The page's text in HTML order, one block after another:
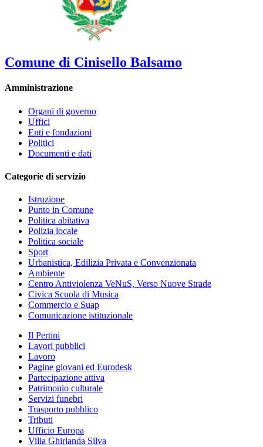
Comune di Cinisello Balsamo
Amministrazione
Organi di governo
Uffici
Enti e fondazioni
Politici
Documenti e dati
Categorie di servizio
Istruzione
Punto in Comune
Politica abitativa
Polizia locale
Politica sociale
Sport
Urbanistica, Edilizia Privata e Convenzionata
Ambiente
Centro Antiviolenza VeNuS, Verso Nuove Strade
Civica Scuola di Musica
Commercio e Suap
Comunicazione istituzionale
Il Pertini
Lavori pubblici
Lavoro
Pagine giovani ed Eurodesk
Partecipazione attiva
Patrimonio culturale
Servizi funebri
Trasporto pubblico
Tributi
Ufficio Europa
Villa Ghirlanda Silva